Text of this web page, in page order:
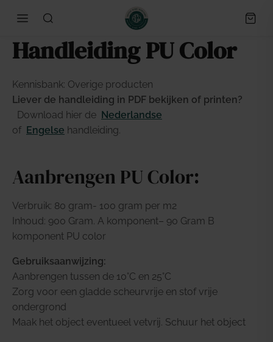
Handleiding PU Color
Kennisbank: Overige producten
Liever de handleiding in PDF bekijken of printen?
Download hier de Nederlandse
of Engelse handleiding.
Aanbrengen PU Color:
Verbruik: 80 gram- 100 gram per m2
Inhoud: 900 Gram. A komponent– 90 Gram B
komponent PU color
Gebruiksaanwijzing:
Aanbrengen tussen de 10°C en 25°C
Zorg voor een gladde scheurvrije en stof vrije
ondergrond
Maak het object eventueel vetvrij. Schuur het object